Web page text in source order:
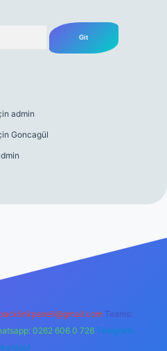
admin
Goncagül
backlinkpaneli@gmail.com Teams:
0262 606 0 726 Telegram: